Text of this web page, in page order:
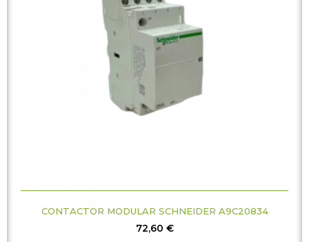
CONTACTOR MODULAR SCHNEIDER A9C20834
72,60 €